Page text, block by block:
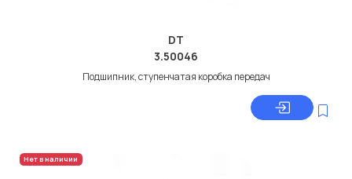
DT
3.50046
Подшипник, ступенчатая коробка передач
Нет в наличии